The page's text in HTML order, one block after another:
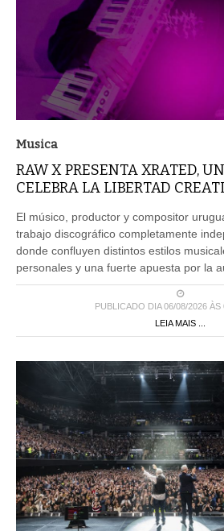
Musica
RAW X PRESENTA XRATED,
CELEBRA LA LIBERTAD
El músico, productor y compositor
trabajo discográfico completamente
donde confluyen distintos estilos
personales y una fuerte apuesta por la
PUBLICADO DIA 06/08/2026 ÀS
LEIA MAIS ...